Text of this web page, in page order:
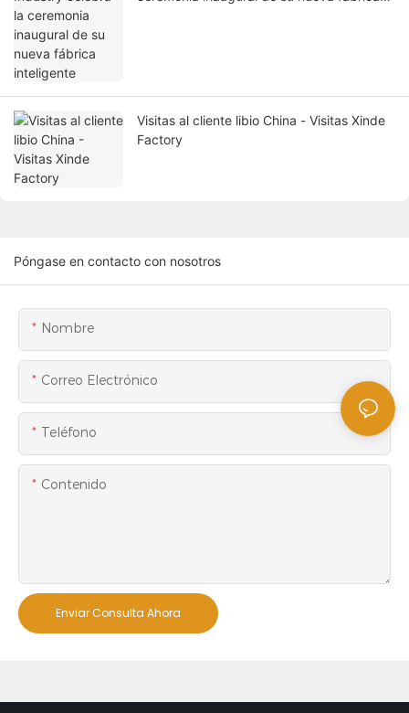
Visitas al cliente libio China - Visitas Xinde
Factory
Póngase en contacto con nosotros
Nombre
Correo Electrónico
Teléfono
Contenido
Enviar Consulta Ahora